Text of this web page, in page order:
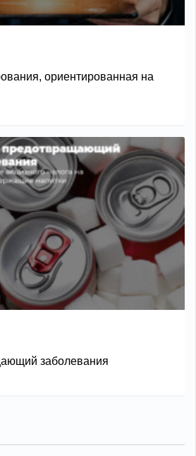
ориентированная на
заболевания